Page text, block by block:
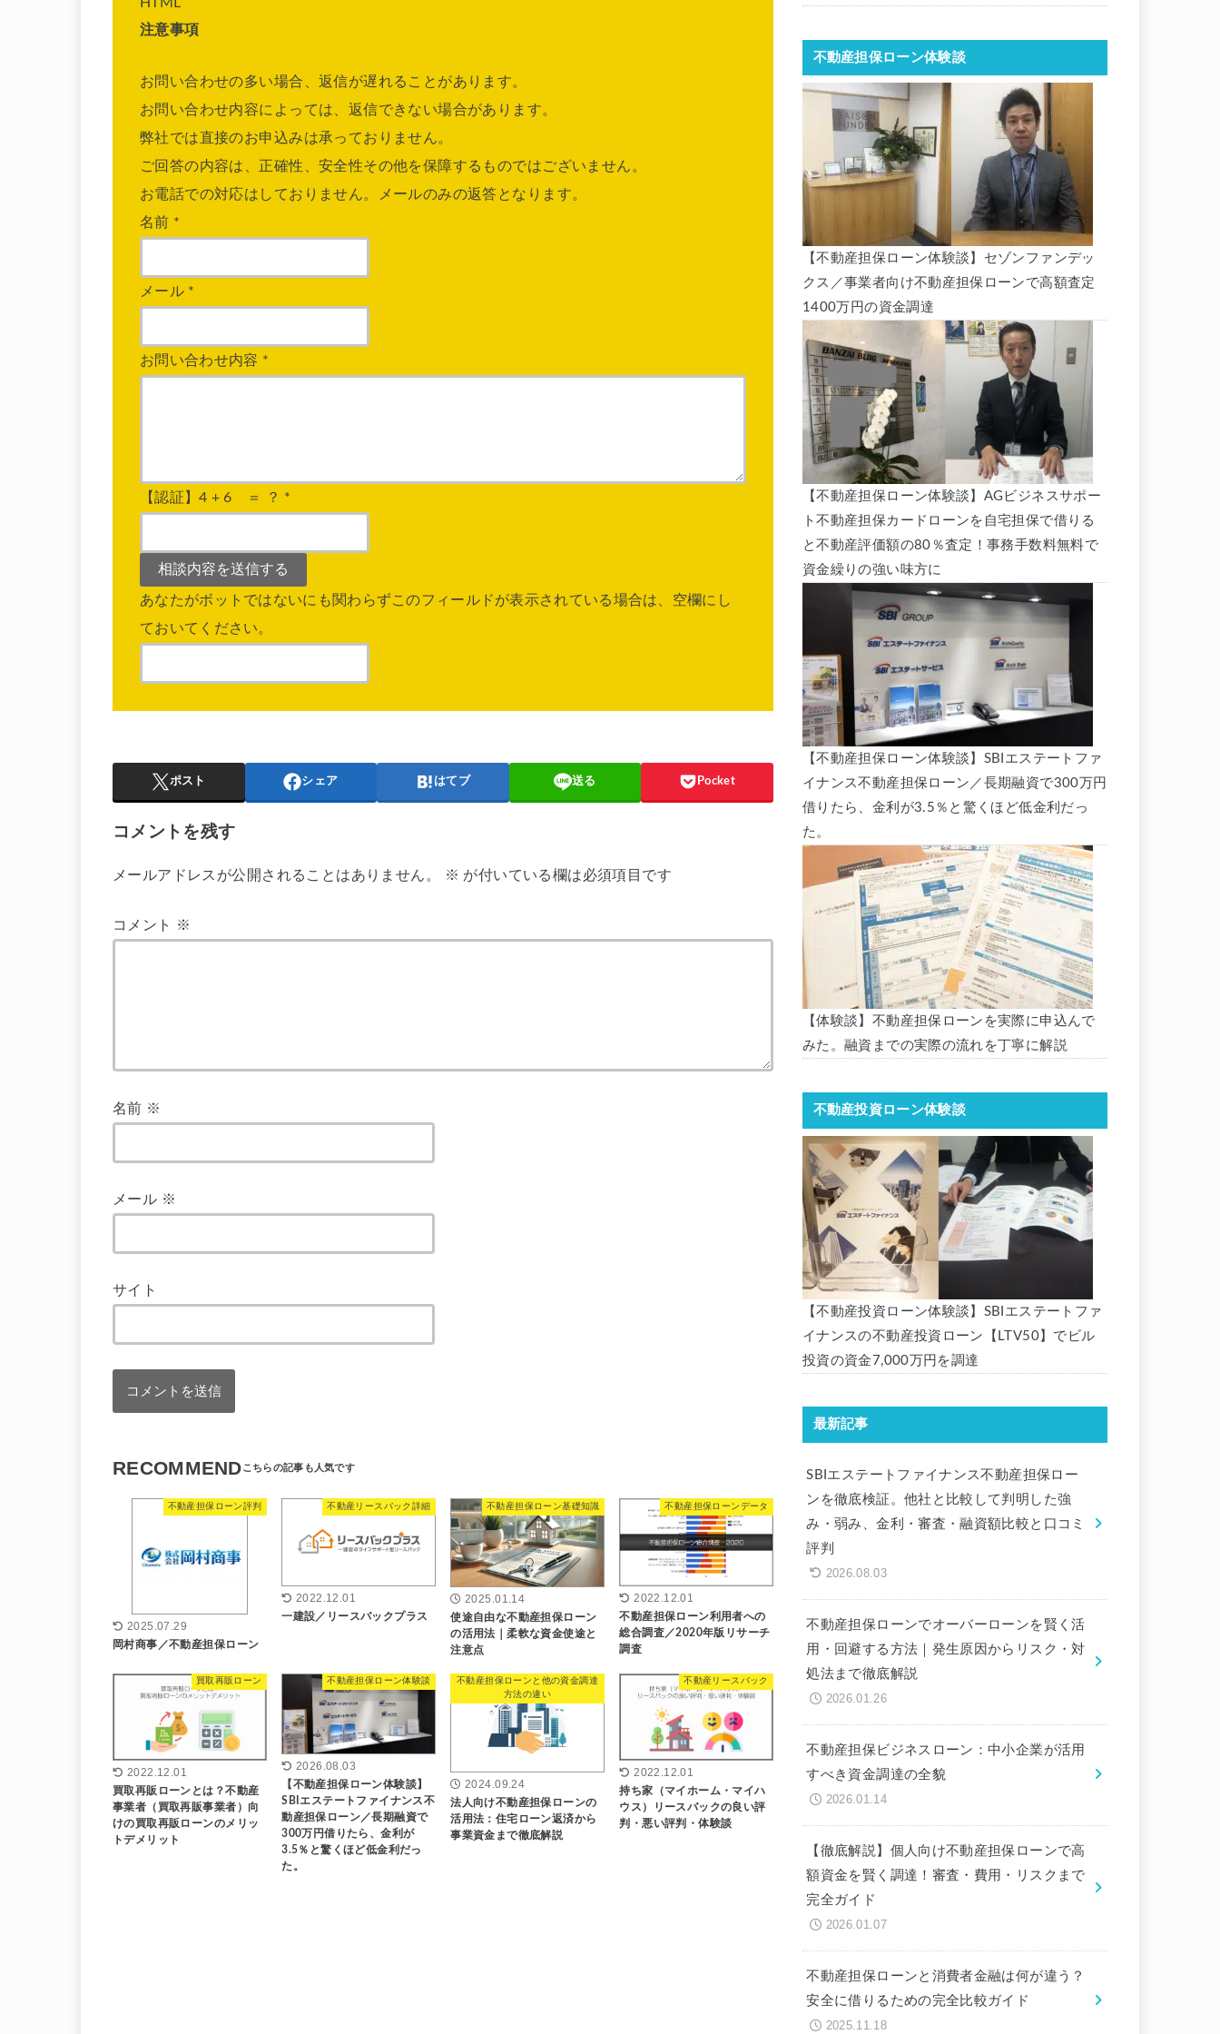
注意事項
お問い合わせの多い場合、返信が遅れることがあります。
お問い合わせ内容によっては、返信できない場合があります。
弊社では直接のお申込みは承っておりません。
ご回答の内容は、正確性、安全性その他を保障するものではございません。
お電話での対応はしておりません。メールのみの返答となります。
名前 *
メール *
お問い合わせ内容 *
【認証】4 + 6 ＝ ？ *
あなたがボットではないにも関わらずこのフィールドが表示されている場合は、空欄にし
ておいてください。
ポスト シェア はてブ 送る Pocket
コメントを残す
メールアドレスが公開されることはありません。 ※ が付いている欄は必須項目です
コメント ※
名前 ※
メール ※
サイト
RECOMMEND
不動産担保ローン評判
2025.07.29
岡村商事／不動産担保ローン
不動産リースバック詳細
2022.12.01
一建設／リースバックプラス
不動産担保ローン基礎知識
2025.01.14
使途自由な不動産担保ローン
の活用法｜柔軟な資金使途と
注意点
不動産担保ローンデータ
2022.12.01
不動産担保ローン利用者への
総合調査／2020年版リサーチ
調査
買取再販ローン
2022.12.01
買取再販ローンとは？不動産
事業者（買取再販事業者）向
けの買取再販ローンのメリッ
トデメリット
不動産担保ローン体験談
2026.08.03
【不動産担保ローン体験談】
SBIエステートファイナンス不
動産担保ローン／長期融資で
300万円借りたら、金利が
3.5％と驚くほど低金利だっ
た。
不動産担保ローンと他の資金調達
方法の違い
2024.09.24
法人向け不動産担保ローンの
活用法：住宅ローン返済から
事業資金まで徹底解説
不動産リースバック
2022.12.01
持ち家（マイホーム・マイハ
ウス）リースバックの良い評
判・悪い評判・体験談
不動産担保ローン体験談
【不動産担保ローン体験談】セゾンファンデッ
クス／事業者向け不動産担保ローンで高額査定
1400万円の資金調達
【不動産担保ローン体験談】AGビジネスサポー
ト不動産担保カードローンを自宅担保で借りる
と不動産評価額の80％査定！事務手数料無料で
資金繰りの強い味方に
【不動産担保ローン体験談】SBIエステートファ
イナンス不動産担保ローン／長期融資で300万円
借りたら、金利が3.5％と驚くほど低金利だっ
た。
【体験談】不動産担保ローンを実際に申込んで
みた。融資までの実際の流れを丁寧に解説
不動産投資ローン体験談
【不動産投資ローン体験談】SBIエステートファ
イナンスの不動産投資ローン【LTV50】でビル
投資の資金7,000万円を調達
最新記事
SBIエステートファイナンス不動産担保ロー
ンを徹底検証。他社と比較して判明した強
み・弱み、金利・審査・融資額比較と口コミ
評判
2026.08.03
不動産担保ローンでオーバーローンを賢く活
用・回避する方法｜発生原因からリスク・対
処法まで徹底解説
2026.01.26
不動産担保ビジネスローン：中小企業が活用
すべき資金調達の全貌
2026.01.14
【徹底解説】個人向け不動産担保ローンで高
額資金を賢く調達！審査・費用・リスクまで
完全ガイド
2026.01.07
不動産担保ローンと消費者金融は何が違う？
安全に借りるための完全比較ガイド
2025.11.18